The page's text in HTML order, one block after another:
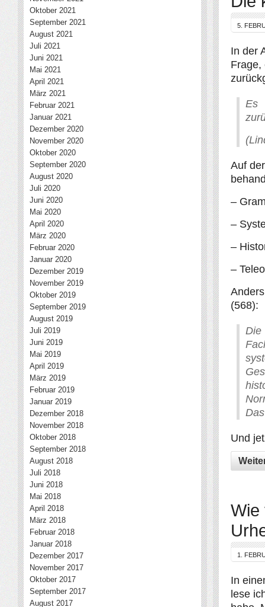
5.
In der
Frage,
Es
Auf
–
–
–
–
(568):
Und
Wie
1.
In
lese
Oktober 2021
September 2021
August 2021
Juli 2021
Juni 2021
Mai 2021
April 2021
März 2021
Februar 2021
Januar 2021
Dezember 2020
November 2020
Oktober 2020
September 2020
August 2020
Juli 2020
Juni 2020
Mai 2020
April 2020
März 2020
Februar 2020
Januar 2020
Dezember 2019
November 2019
Oktober 2019
September 2019
August 2019
Juli 2019
Juni 2019
Mai 2019
April 2019
März 2019
Februar 2019
Januar 2019
Dezember 2018
November 2018
Oktober 2018
September 2018
August 2018
Juli 2018
Juni 2018
Mai 2018
April 2018
März 2018
Februar 2018
Januar 2018
Dezember 2017
November 2017
Oktober 2017
September 2017
August 2017